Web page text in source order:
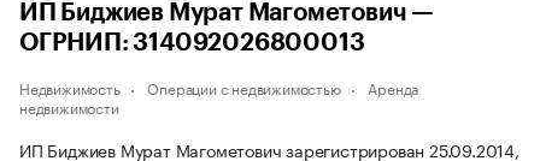
ИП Биджиев Мурат Магометович —
ОГРНИП: 314092026800013
Недвижимость Операции с недвижимостью
Аренда
недвижимости
ИП Биджиев Мурат Магометович зарегистрирован 25.09.2014,